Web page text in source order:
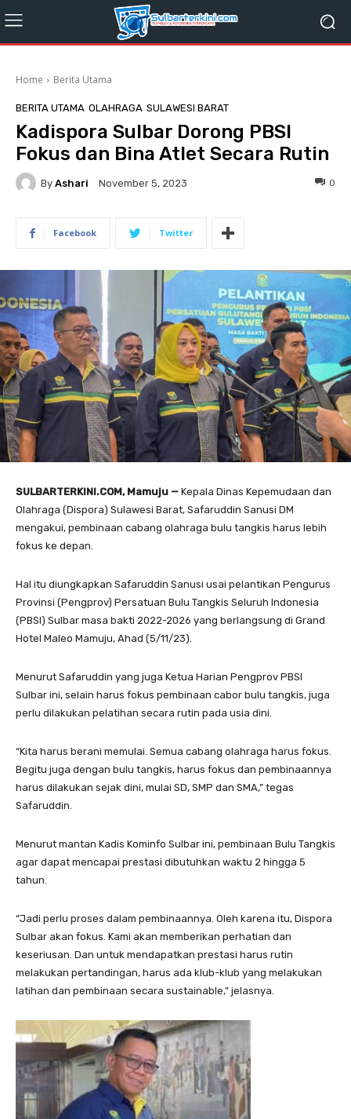
Home Berita Utama
BERITA UTAMA OLAHRAGA SULAWESI BARAT
Kadispora Sulbar Dorong PBSI
Fokus dan Bina Atlet Secara Rutin
By Ashari November 5, 2023 0
Facebook Twitter
SULBARTERKINI.COM, Mamuju — Kepala Dinas Kepemudaan dan
Olahraga (Dispora) Sulawesi Barat, Safaruddin Sanusi DM
mengakui, pembinaan cabang olahraga bulu tangkis harus lebih
fokus ke depan.
Hal itu diungkapkan Safaruddin Sanusi usai pelantikan Pengurus
Provinsi (Pengprov) Persatuan Bulu Tangkis Seluruh Indonesia
(PBSI) Sulbar masa bakti 2022-2026 yang berlangsung di Grand
Hotel Maleo Mamuju, Ahad (5/11/23).
Menurut Safaruddin yang juga Ketua Harian Pengprov PBSI
Sulbar ini, selain harus fokus pembinaan cabor bulu tangkis, juga
perlu dilakukan pelatihan secara rutin pada usia dini.
“Kita harus berani memulai. Semua cabang olahraga harus fokus.
Begitu juga dengan bulu tangkis, harus fokus dan pembinaannya
harus dilakukan sejak dini, mulai SD, SMP dan SMA,” tegas
Safaruddin.
Menurut mantan Kadis Kominfo Sulbar ini, pembinaan Bulu Tangkis
agar dapat mencapai prestasi dibutuhkan waktu 2 hingga 5
tahun.
“Jadi perlu proses dalam pembinaannya. Oleh karena itu, Dispora
Sulbar akan fokus. Kami akan memberikan perhatian dan
keseriusan. Dan untuk mendapatkan prestasi harus rutin
melakukan pertandingan, harus ada klub-klub yang melakukan
latihan dan pembinaan secara sustainable,” jelasnya.